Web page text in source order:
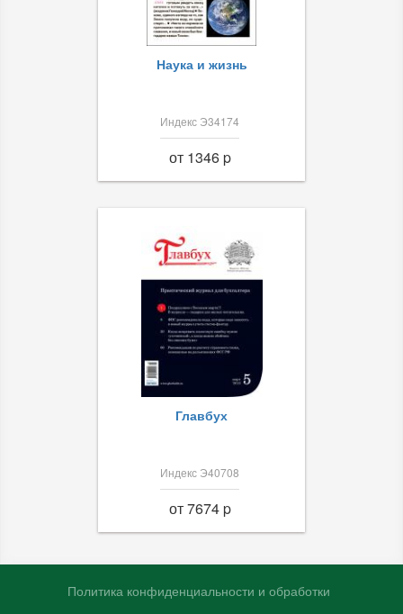
Наука и жизнь
Индекс Э34174
от 1346 p
Главбух
Индекс Э40708
от 7674 p
Политика конфиденциальности и обработки